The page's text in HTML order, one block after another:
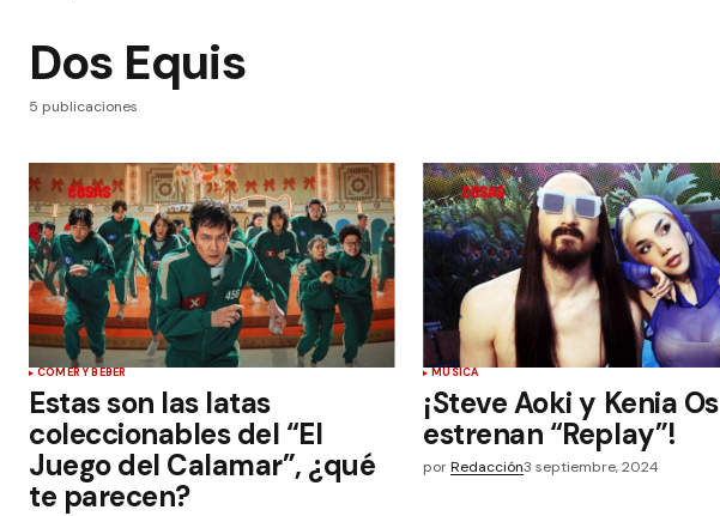
Dos Equis
5 publicaciones
COMER Y BEBER
Estas son las latas
coleccionables del “El
Juego del Calamar”, ¿qué
te parecen?
MÚSICA
¡Steve Aoki y Kenia Os
estrenan “Replay”!
por Redacción3 septiembre, 2024